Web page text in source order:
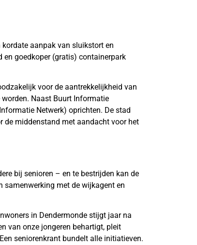
kordate aanpak van sluikstort en
en goedkoper (gratis) containerpark
voor de aantrekkelijkheid van
Naast Buurt Informatie
Netwerk) oprichten. De stad
de middenstand met aandacht voor het
bij senioren – en te bestrijden kan de
samenwerking met de wijkagent en
in Dendermonde stijgt jaar na
van onze jongeren behartigt, pleit
seniorenkrant bundelt alle initiatieven.